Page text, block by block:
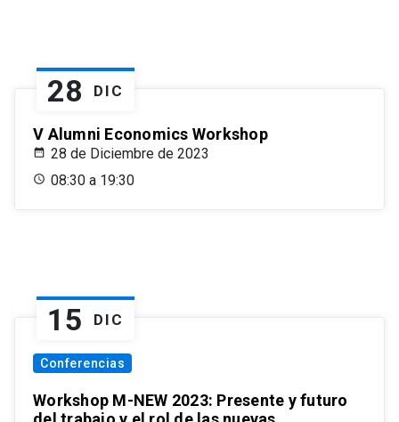
28 DIC
V Alumni Economics Workshop
28 de Diciembre de 2023
08:30 a 19:30
15 DIC
Conferencias
Workshop M-NEW 2023: Presente y futuro